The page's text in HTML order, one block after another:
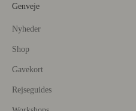
Genveje
Nyheder
Shop
Gavekort
Rejseguides